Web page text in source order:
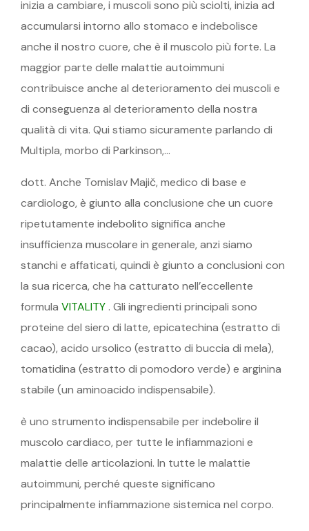
inizia a cambiare, i muscoli sono più sciolti, inizia ad
accumularsi intorno allo stomaco e indebolisce
anche il nostro cuore, che è il muscolo più forte. La
maggior parte delle malattie autoimmuni
contribuisce anche al deterioramento dei muscoli e
di conseguenza al deterioramento della nostra
qualità di vita. Qui stiamo sicuramente parlando di
Multipla, morbo di Parkinson,…
dott. Anche Tomislav Majič, medico di base e
cardiologo, è giunto alla conclusione che un cuore
ripetutamente indebolito significa anche
insufficienza muscolare in generale, anzi siamo
stanchi e affaticati, quindi è giunto a conclusioni con
la sua ricerca, che ha catturato nell’eccellente
formula VITALITY . Gli ingredienti principali sono
proteine ​​del siero di latte, epicatechina (estratto di
cacao), acido ursolico (estratto di buccia di mela),
tomatidina (estratto di pomodoro verde) e arginina
stabile (un aminoacido indispensabile).
è uno strumento indispensabile per indebolire il
muscolo cardiaco, per tutte le infiammazioni e
malattie delle articolazioni. In tutte le malattie
autoimmuni, perché queste significano
principalmente infiammazione sistemica nel corpo.